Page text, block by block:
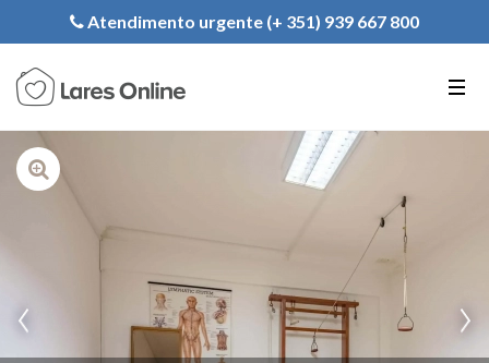
Registe a sua Instituição
Atendimento urgente (+ 351) 939 667 800